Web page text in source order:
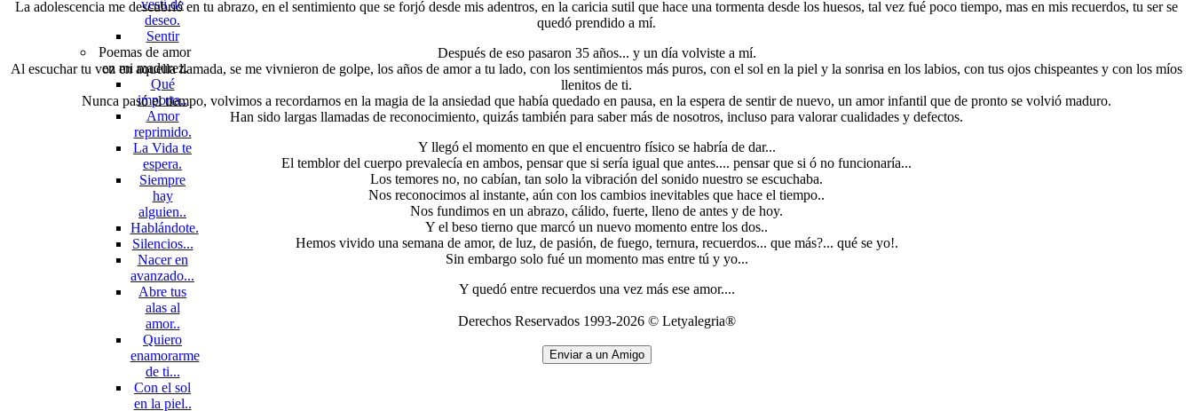
vestí de
deseo.
Sentir
Poemas de amor
en mi madurez.
Qué
importa..
Amor
reprimido.
La Vida te
espera.
Siempre
hay
alguien..
Hablándote.
Silencios...
Nacer en
avanzado...
Abre tus
alas al
amor..
Quiero
enamorarme
de ti...
Con el sol
en la piel..
La adolescencia me descubrió en tu abrazo, en el sentimiento que se forjó desde mis adentros, en la caricia sutil que hace una tormenta desde los huesos, tal vez fué poco tiempo, mas en mis recuerdos, tu ser se
quedó prendido a mí.
Después de eso pasaron 35 años... y un día volviste a mí.
Al escuchar tu voz en aquella llamada, se me vivnieron de golpe, los años de amor a tu lado, con los sentimientos más puros, con el sol en la piel y la sonrisa en los labios, con tus ojos chispeantes y con los míos
llenitos de ti.
Nunca pasó el tiempo, volvimos a recordarnos en la magia de la ansiedad que había quedado en pausa, en la espera de sentir de nuevo, un amor infantil que de pronto se volvió maduro.
Han sido largas llamadas de reconocimiento, quizás también para saber más de nosotros, incluso para valorar cualidades y defectos.
Y llegó el momento en que el encuentro físico se habría de dar...
El temblor del cuerpo prevalecía en ambos, pensar que si sería igual que antes.... pensar que si ó no funcionaría...
Los temores no, no cabían, tan solo la vibración del sonido nuestro se escuchaba.
Nos reconocimos al instante, aún con los cambios inevitables que hace el tiempo..
Nos fundimos en un abrazo, cálido, fuerte, lleno de antes y de hoy.
Y el beso tierno que marcó un nuevo momento entre los dos..
Hemos vivido una semana de amor, de luz, de pasión, de fuego, ternura, recuerdos... que más?... qué se yo!.
Sin embargo solo fué un momento mas entre tú y yo...
Y quedó entre recuerdos una vez más ese amor....
Derechos Reservados 1993-2026 © Letyalegria®